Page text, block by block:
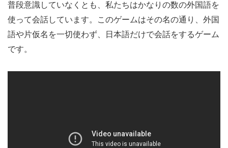
普段意識していなくとも、私たちはかなりの数の外国語を
使って会話しています。このゲームはその名の通り、外国
語や片仮名を一切使わず、日本語だけで会話をするゲーム
です。